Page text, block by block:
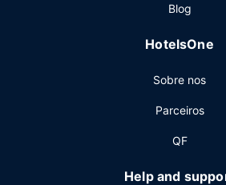
As principais comodidades incluem
rápido. O hotel conta com transporte
Blog
HotelsOne
Sobre nos
Parceiros
QF
Help and